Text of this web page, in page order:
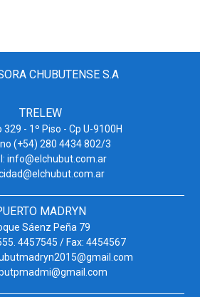
CHUBUTENSE S.A
TRELEW
329 - 1º Piso - Cp U-9100H
(+54) 280 4434 802/3
info@elchubut.com.ar
MADRYN
Sáenz Peña 79
4457545 / Fax: 4454567